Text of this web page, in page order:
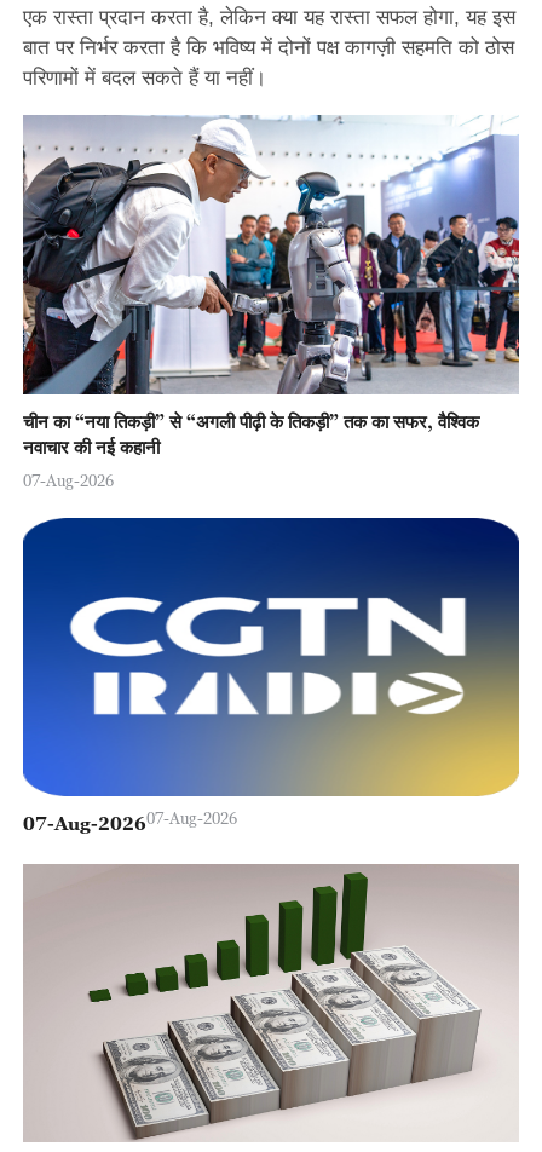
एक रास्ता प्रदान करता है, लेकिन क्या यह रास्ता सफल होगा, यह इस
बात पर निर्भर करता है कि भविष्य में दोनों पक्ष कागज़ी सहमति को ठोस
परिणामों में बदल सकते हैं या नहीं।
चीन का “नया तिकड़ी” से “अगली पीढ़ी के तिकड़ी” तक का सफर, वैश्विक
नवाचार की नई कहानी
07-Aug-2026
07-Aug-202607-Aug-2026